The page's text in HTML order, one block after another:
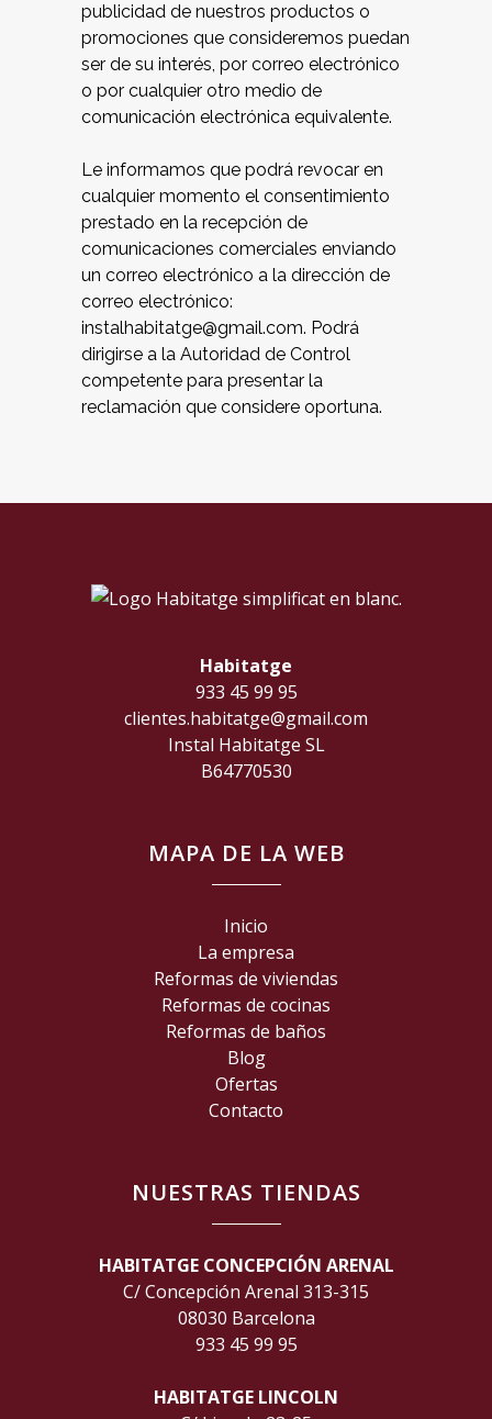
publicidad de nuestros productos o
promociones que consideremos puedan
ser de su interés, por correo electrónico
o por cualquier otro medio de
comunicación electrónica equivalente.
Le informamos que podrá revocar en
cualquier momento el consentimiento
prestado en la recepción de
comunicaciones comerciales enviando
un correo electrónico a la dirección de
correo electrónico:
instalhabitatge@gmail.com. Podrá
dirigirse a la Autoridad de Control
competente para presentar la
reclamación que considere oportuna.
Habitatge
933 45 99 95
clientes.habitatge@gmail.com
Instal Habitatge SL
B64770530
MAPA DE LA WEB
Inicio
La empresa
Reformas de viviendas
Reformas de cocinas
Reformas de baños
Blog
Ofertas
Contacto
NUESTRAS TIENDAS
HABITATGE CONCEPCIÓN ARENAL
C/ Concepción Arenal 313-315
08030 Barcelona
933 45 99 95
HABITATGE LINCOLN